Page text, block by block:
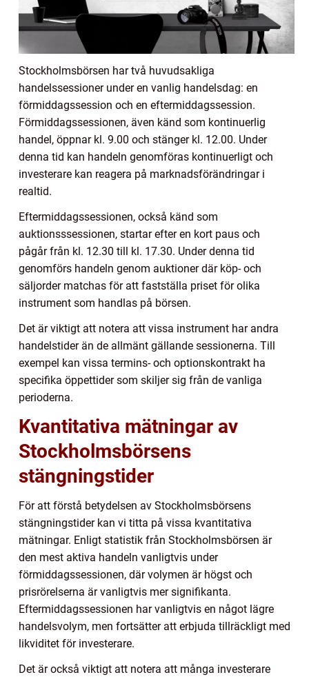
Stockholmsbörsen har två huvudsakliga
handelssessioner under en vanlig handelsdag: en
förmiddagssession och en eftermiddagssession.
Förmiddagssessionen, även känd som kontinuerlig
handel, öppnar kl. 9.00 och stänger kl. 12.00. Under
denna tid kan handeln genomföras kontinuerligt och
investerare kan reagera på marknadsförändringar i
realtid.
Eftermiddagssessionen, också känd som
auktionsssessionen, startar efter en kort paus och
pågår från kl. 12.30 till kl. 17.30. Under denna tid
genomförs handeln genom auktioner där köp- och
säljorder matchas för att fastställa priset för olika
instrument som handlas på börsen.
Det är viktigt att notera att vissa instrument har andra
handelstider än de allmänt gällande sessionerna. Till
exempel kan vissa termins- och optionskontrakt ha
specifika öppettider som skiljer sig från de vanliga
perioderna.
Kvantitativa mätningar av
Stockholmsbörsens
stängningstider
För att förstå betydelsen av Stockholmsbörsens
stängningstider kan vi titta på vissa kvantitativa
mätningar. Enligt statistik från Stockholmsbörsen är
den mest aktiva handeln vanligtvis under
förmiddagssessionen, där volymen är högst och
prisrörelserna är vanligtvis mer signifikanta.
Eftermiddagssessionen har vanligtvis en något lägre
handelsvolym, men fortsätter att erbjuda tillräckligt med
likviditet för investerare.
Det är också viktigt att notera att många investerare